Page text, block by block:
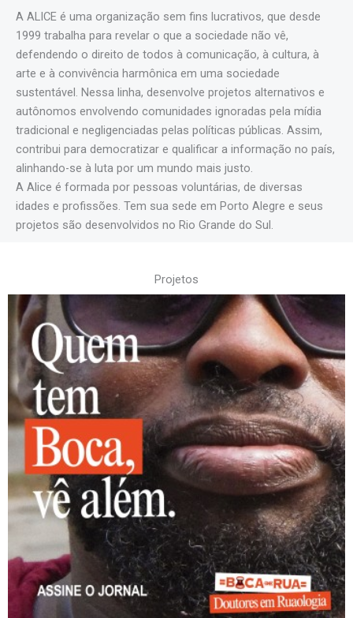
A ALICE é uma organização sem fins lucrativos, que desde
1999 trabalha para revelar o que a sociedade não vê,
defendendo o direito de todos à comunicação, à cultura, à
arte e à convivência harmônica em uma sociedade
sustentável. Nessa linha, desenvolve projetos alternativos e
autônomos envolvendo comunidades ignoradas pela mídia
tradicional e negligenciadas pelas políticas públicas. Assim,
contribui para democratizar e qualificar a informação no país,
alinhando-se à luta por um mundo mais justo.
A Alice é formada por pessoas voluntárias, de diversas
idades e profissões. Tem sua sede em Porto Alegre e seus
projetos são desenvolvidos no Rio Grande do Sul.
Projetos